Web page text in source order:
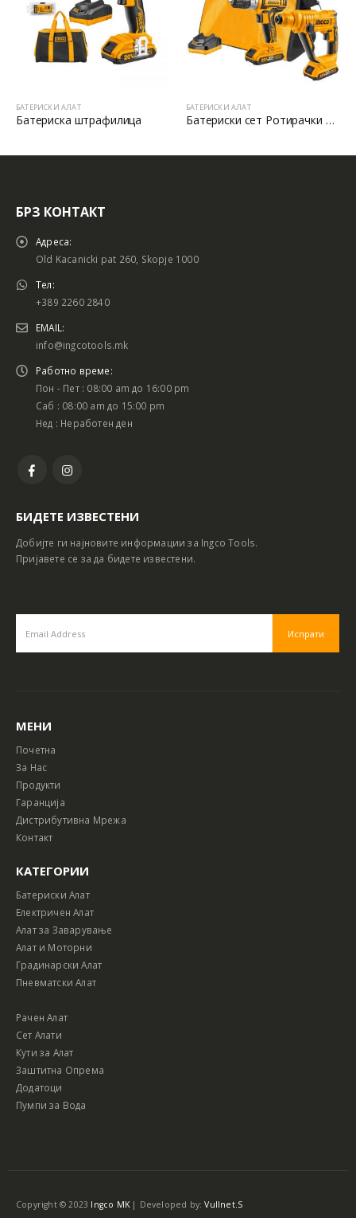
БАТЕРИСКИ АЛАТ
Батериска штрафилица
БАТЕРИСКИ АЛАТ
Батериски сет Ротирачки Чекан и Бормашина 20V
БРЗ КОНТАКТ
Адреса:
Old Kacanicki pat 260, Skopje 1000
Тел:
+389 2260 2840
EMAIL:
info@ingcotools.mk
Работно време:
Пон - Пет : 08:00 am до 16:00 pm
Саб : 08:00 am до 15:00 pm
Нед : Неработен ден
БИДЕТЕ ИЗВЕСТЕНИ
Добијте ги најновите информации за Ingco Tools.
Пријавете се за да бидете известени.
МЕНИ
Почетна
За Нас
Продукти
Гаранција
Дистрибутивна Мрежа
Контакт
КАТЕГОРИИ
Батериски Алат
Електричен Алат
Алат за Заварување
Алат и Моторни
Градинарски Алат
Пневматски Алат
Рачен Алат
Сет Алати
Кути за Алат
Заштитна Опрема
Додатоци
Пумпи за Вода
Copyright © 2023 Ingco MK| Developed by:Vullnet.S